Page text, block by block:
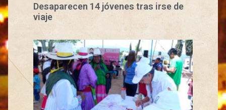
Desaparecen 14 jóvenes tras irse de
viaje